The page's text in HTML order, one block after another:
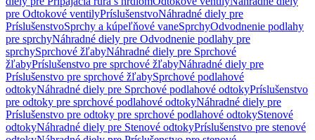
pre Odtokové ventilyPríslušenstvoNáhradné diely pre
PríslušenstvoSprchy a kúpeľňové vaneSprchyOdvodnenie podlahy
pre sprchyNáhradné diely pre Odvodnenie podlahy pre
sprchySprchové žľabyNáhradné diely pre Sprchové
žľabyPríslušenstvo pre sprchové žľabyNáhradné diely pre
Príslušenstvo pre sprchové žľabySprchové podlahové
odtokyNáhradné diely pre Sprchové podlahové odtokyPríslušenstvo
pre odtoky pre sprchové podlahové odtokyNáhradné diely pre
Príslušenstvo pre odtoky pre sprchové podlahové odtokyStenové
odtokyNáhradné diely pre Stenové odtokyPríslušenstvo pre stenové